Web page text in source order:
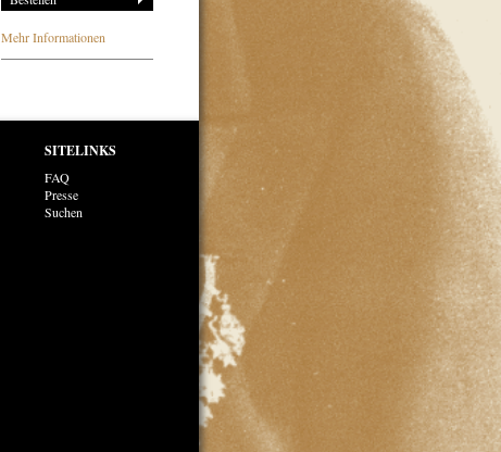
Mehr Informationen
SITELINKS
FAQ
Presse
Suchen